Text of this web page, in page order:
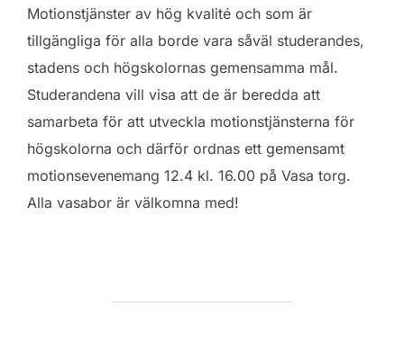
Motionstjänster av hög kvalité och som är
tillgängliga för alla borde vara såväl studerandes,
stadens och högskolornas gemensamma mål.
Studerandena vill visa att de är beredda att
samarbeta för att utveckla motionstjänsterna för
högskolorna och därför ordnas ett gemensamt
motionsevenemang 12.4 kl. 16.00 på Vasa torg.
Alla vasabor är välkomna med!